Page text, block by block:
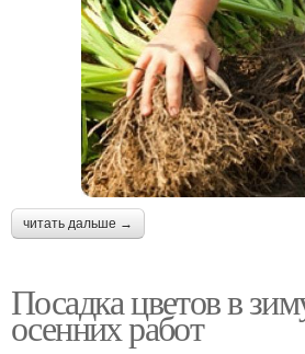
читать дальше →
Посадка цветов в
осенних работ